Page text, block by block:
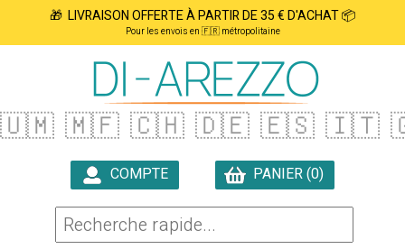
🎁 LIVRAISON OFFERTE À PARTIR DE 35 € D'ACHAT 📦
Pour les envois en 🇫🇷 métropolitaine
🇺🇲 🇲🇫 🇨🇭 🇩🇪 🇪🇸 🇮🇹
COMPTE
PANIER (0)